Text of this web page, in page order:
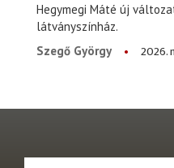
Hegymegi Máté új
látványszínház.
Szegő György
2026.